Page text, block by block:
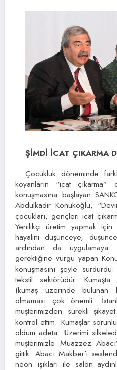
ŞİMDİ İCAT ÇIKARMA
Çocukluk döneminde
koyanların “icat çıkarma”
konuşmasına başlayan
Abdulkadir Konukoğlu,
çocukları, gençleri icat
Yenilikçi üretim yapmak
hayalini düşünceye,
ardından da uygulamaya
gerektiğine vurgu yapan
konuşmasını şöyle
tekstil sektörüdür.
(kumaş üzerinde
olmaması çok önemli.
müşterimizden sürekli
kontrol ettim. Kumaşlar
oldum adeta. Üzerimi
müşterimizle Muazzez
gittik. Abacı Makber’i
neon ışıkları ile salon